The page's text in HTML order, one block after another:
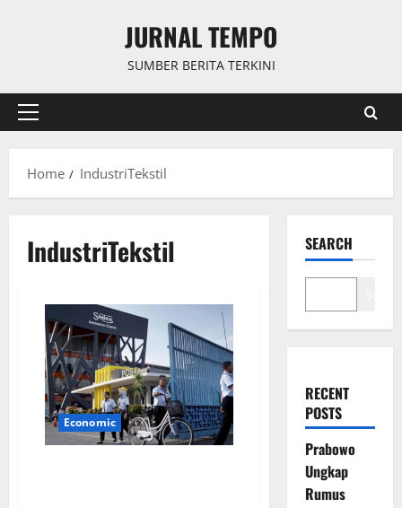
JURNAL TEMPO
SUMBER BERITA TERKINI
Primary
Home
IndustriTekstil
IndustriTekstil
Economic
SEARCH
RECENT
POSTS
Prabowo
Ungkap
Rumus